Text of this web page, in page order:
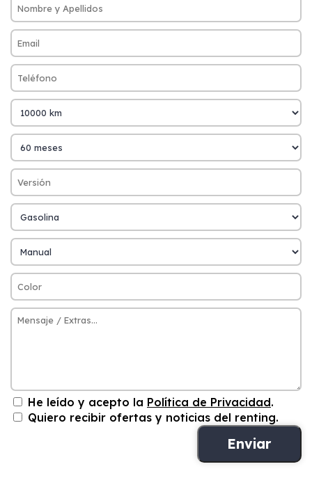
He leído y acepto la Política de Privacidad.
Quiero recibir ofertas y noticias del renting.